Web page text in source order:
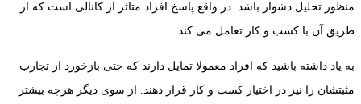
منظور تحلیل دشوار باشد. در واقع پاسخ افراد متاثر از کانالی است که از
طریق آن با کسب و کار تعامل می کند.
به یاد داشته باشید که افراد معمولا تمایل دارند که حتی بازخورد از تجارب
مثبتشان را نیز در اختیار کسب و کار قرار دهند. از سوی دیگر هرچه بیشتر